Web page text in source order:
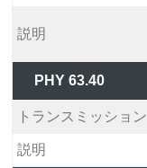
説明
PHY 63.40
トランスミッション
説明